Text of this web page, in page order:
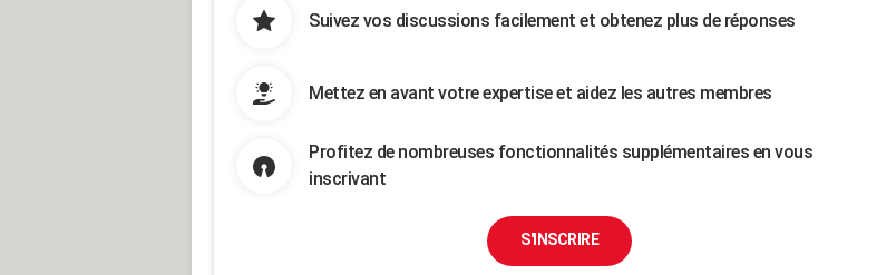
Suivez vos discussions facilement et obtenez plus de réponses
Mettez en avant votre expertise et aidez les autres membres
Profitez de nombreuses fonctionnalités supplémentaires en vous
inscrivant
S'INSCRIRE